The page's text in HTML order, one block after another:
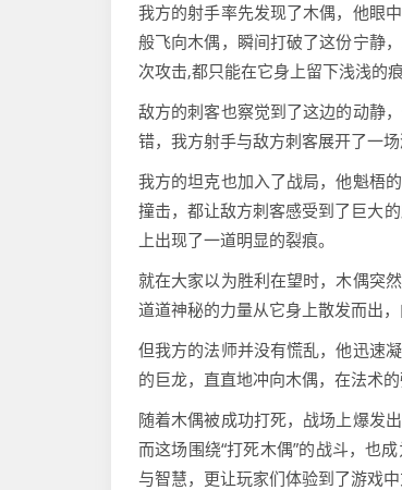
我方的射手率先发现了木偶，他眼
般飞向木偶，瞬间打破了这份宁静
次攻击,都只能在它身上留下浅浅的痕
敌方的刺客也察觉到了这边的动静
错，我方射手与敌方刺客展开了一
我方的坦克也加入了战局，他魁梧
撞击，都让敌方刺客感受到了巨大
上出现了一道明显的裂痕。
就在大家以为胜利在望时，木偶突
道道神秘的力量从它身上散发而出
但我方的法师并没有慌乱，他迅速
的巨龙，直直地冲向木偶，在法术
随着木偶被成功打死，战场上爆发
而这场围绕“打死木偶”的战斗，也
与智慧，更让玩家们体验到了游戏中